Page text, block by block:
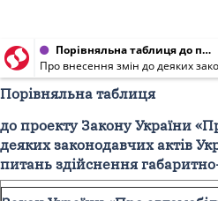
Порівняльна таблиця до проекту Закону України від 29.08.2019 № 1047